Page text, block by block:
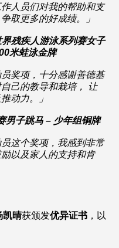
人员们对我的帮助和支
取更多的好成绩。」
残疾人游泳系列赛女子
米蛙泳金牌
奖项，十分感谢善德基
己的教导和栽培， 让
动力。」
男子跳马 – 少年组铜牌
这个奖项，我感到非常
以及家人的支持和肯
凯晴获颁发优异证书 ，以